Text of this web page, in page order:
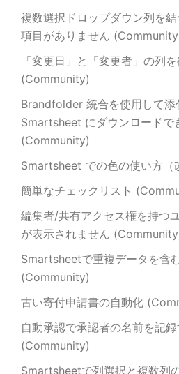
複数選択ドロップダウン列を
項目がありません
「変更日」と「変更者」の列
(Community)
Brandfolder 統合を使用して添
Smartsheet にダウンロードで
(Community)
Smartsheet での色の使い方（
簡単なチェックリスト
編集者/共有アクセス権を持つ
が表示されません
Smartsheetで重複データを含
(Community)
古い寄付申請書の自動化
自動承認で承認者の名前を記
(Community)
Smartsheetで列選択と複数列